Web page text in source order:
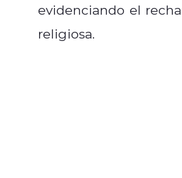
evidenciando el
religiosa.